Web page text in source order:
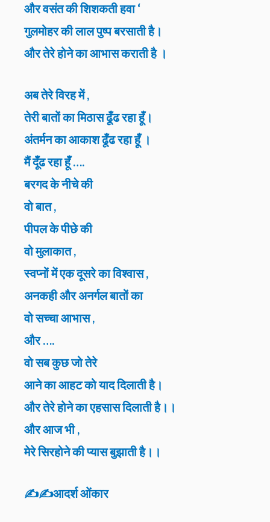
और वसंत की शिशकती हवा ‘
गुलमोहर की लाल पुष्प बरसाती है।
और तेरे होने का आभास कराती है ।
अब तेरे विरह में ,
तेरी बातों का मिठास ढूँढ रहा हूँ।
अंतर्मन का आकाश ढूँढ रहा हूँ ।
मैं दूँढ रहा हूँ ….
बरगद के नीचे की
वो बात ,
पीपल के पीछे की
वो मुलाकात ,
स्वप्नों में एक दूसरे का विश्वास ,
अनकही और अनर्गल बातों का
वो सच्चा आभास ,
और ….
वो सब कुछ जो तेरे
आने का आहट को याद दिलाती है।
और तेरे होने का एहसास दिलाती है।।
और आज भी ,
मेरे सिरहोने की प्यास बुझाती है।।
✍️✍️आदर्श ओंकार